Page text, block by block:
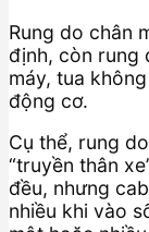
Rung do chân
định, còn rung
máy, tua
động cơ.
Cụ thể, rung
“truyền thân
đều, nhưng
nhiều khi vào